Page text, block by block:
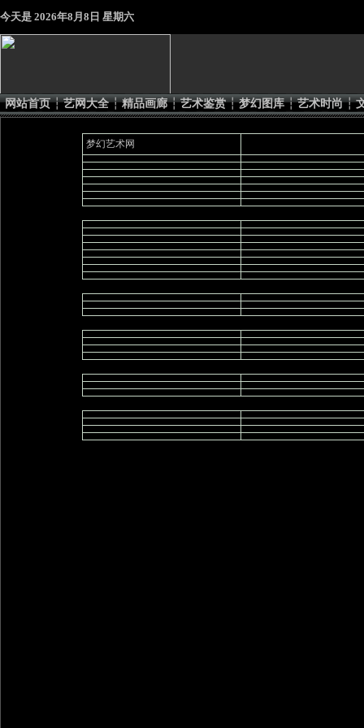
今天是 2026年8月8日 星期六
网站首页 ┆ 艺网大全 ┆ 精品画廊 ┆ 艺术鉴赏 ┆ 梦幻图库 ┆ 艺术时尚 ┆
艺网大全
梦幻艺术网